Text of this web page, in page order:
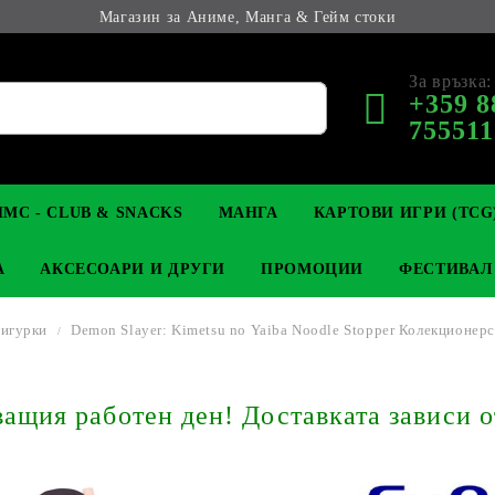
Магазин за Аниме, Манга & Гейм стоки
За връзка:
+359
КОЛЕКЦИОНЕРСКИ
YU-GI-OH! TCG
- CLUB & SNACKS МАНГА
LIGHT NOVEL
КАРТОВИ ИГРИ
MAGIC: THE GATHERING
АНИМЕ ФИГУРКИ
АКСЕСОАРИ И ДРУГИ
КЛЮЧОДЪРЖАТЕЛИ
ПРОМОЦИИ
Demon Slayer: Kimetsu no Yaiba Noodle Stopper
работен ден! Доставката зависи